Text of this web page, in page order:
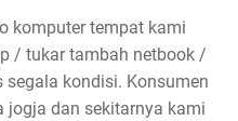
komputer tempat kami
/ tukar tambah netbook /
kondisi. Konsumen
jogja dan sekitarnya kami